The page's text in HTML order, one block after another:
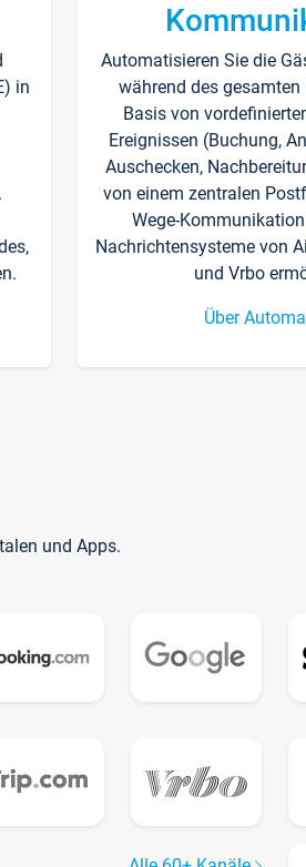
in
Automatisieren Sie die
während des
Basis von
Ereignissen (Buchung,
Auschecken,
von einem zentralen
Wege-
Nachrichtensysteme von
und Vrbo
Über
und Apps.